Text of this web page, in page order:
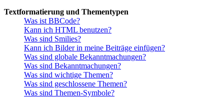
Textformatierung und Thementypen
Was ist BBCode?
Kann ich HTML benutzen?
Was sind Smilies?
Kann ich Bilder in meine Beiträge einfügen?
Was sind globale Bekanntmachungen?
Was sind Bekanntmachungen?
Was sind wichtige Themen?
Was sind geschlossene Themen?
Was sind Themen-Symbole?